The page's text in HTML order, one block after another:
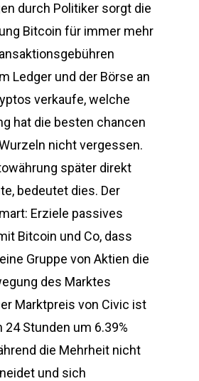
durch Politiker sorgt die
Bitcoin für immer mehr
Ledger und der Börse an
verkaufe, welche
hat die besten chancen
nicht vergessen.
später direkt
bedeutet dies. Der
Erziele passives
Bitcoin und Co, dass
Gruppe von Aktien die
des Marktes
Marktpreis von Civic ist
Stunden um 6.39%
die Mehrheit nicht
und sich